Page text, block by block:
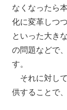
なくなったら
化に変革しつ
といった大き
の問題などで
す。
それに対し
供することで